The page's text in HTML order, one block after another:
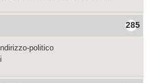
285
politico